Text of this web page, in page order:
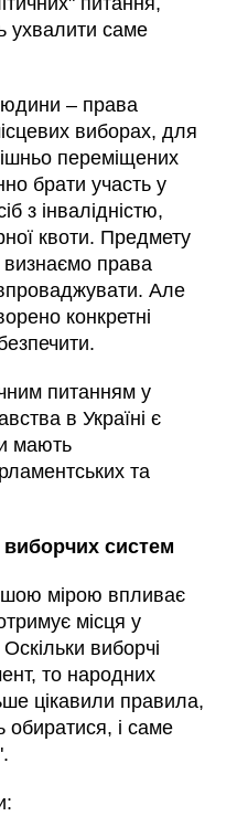
ухвалити саме
– права
виборах, для
переміщених
брати участь у
з інвалідністю,
квоти. Предмету
визнаємо права
Але
конкретні
питанням у
в Україні є
мають
та
систем
мірою впливає
місця у
виборчі
то народних
цікавили правила,
обиратися, і саме